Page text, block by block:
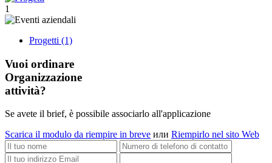
1
Progetti (1)
Vuoi ordinare
Organizzazione
attività?
Se avete il brief, è possibile associarlo all'applicazione
Scarica il modulo da riempire in breve или Riempirlo nel sito Web